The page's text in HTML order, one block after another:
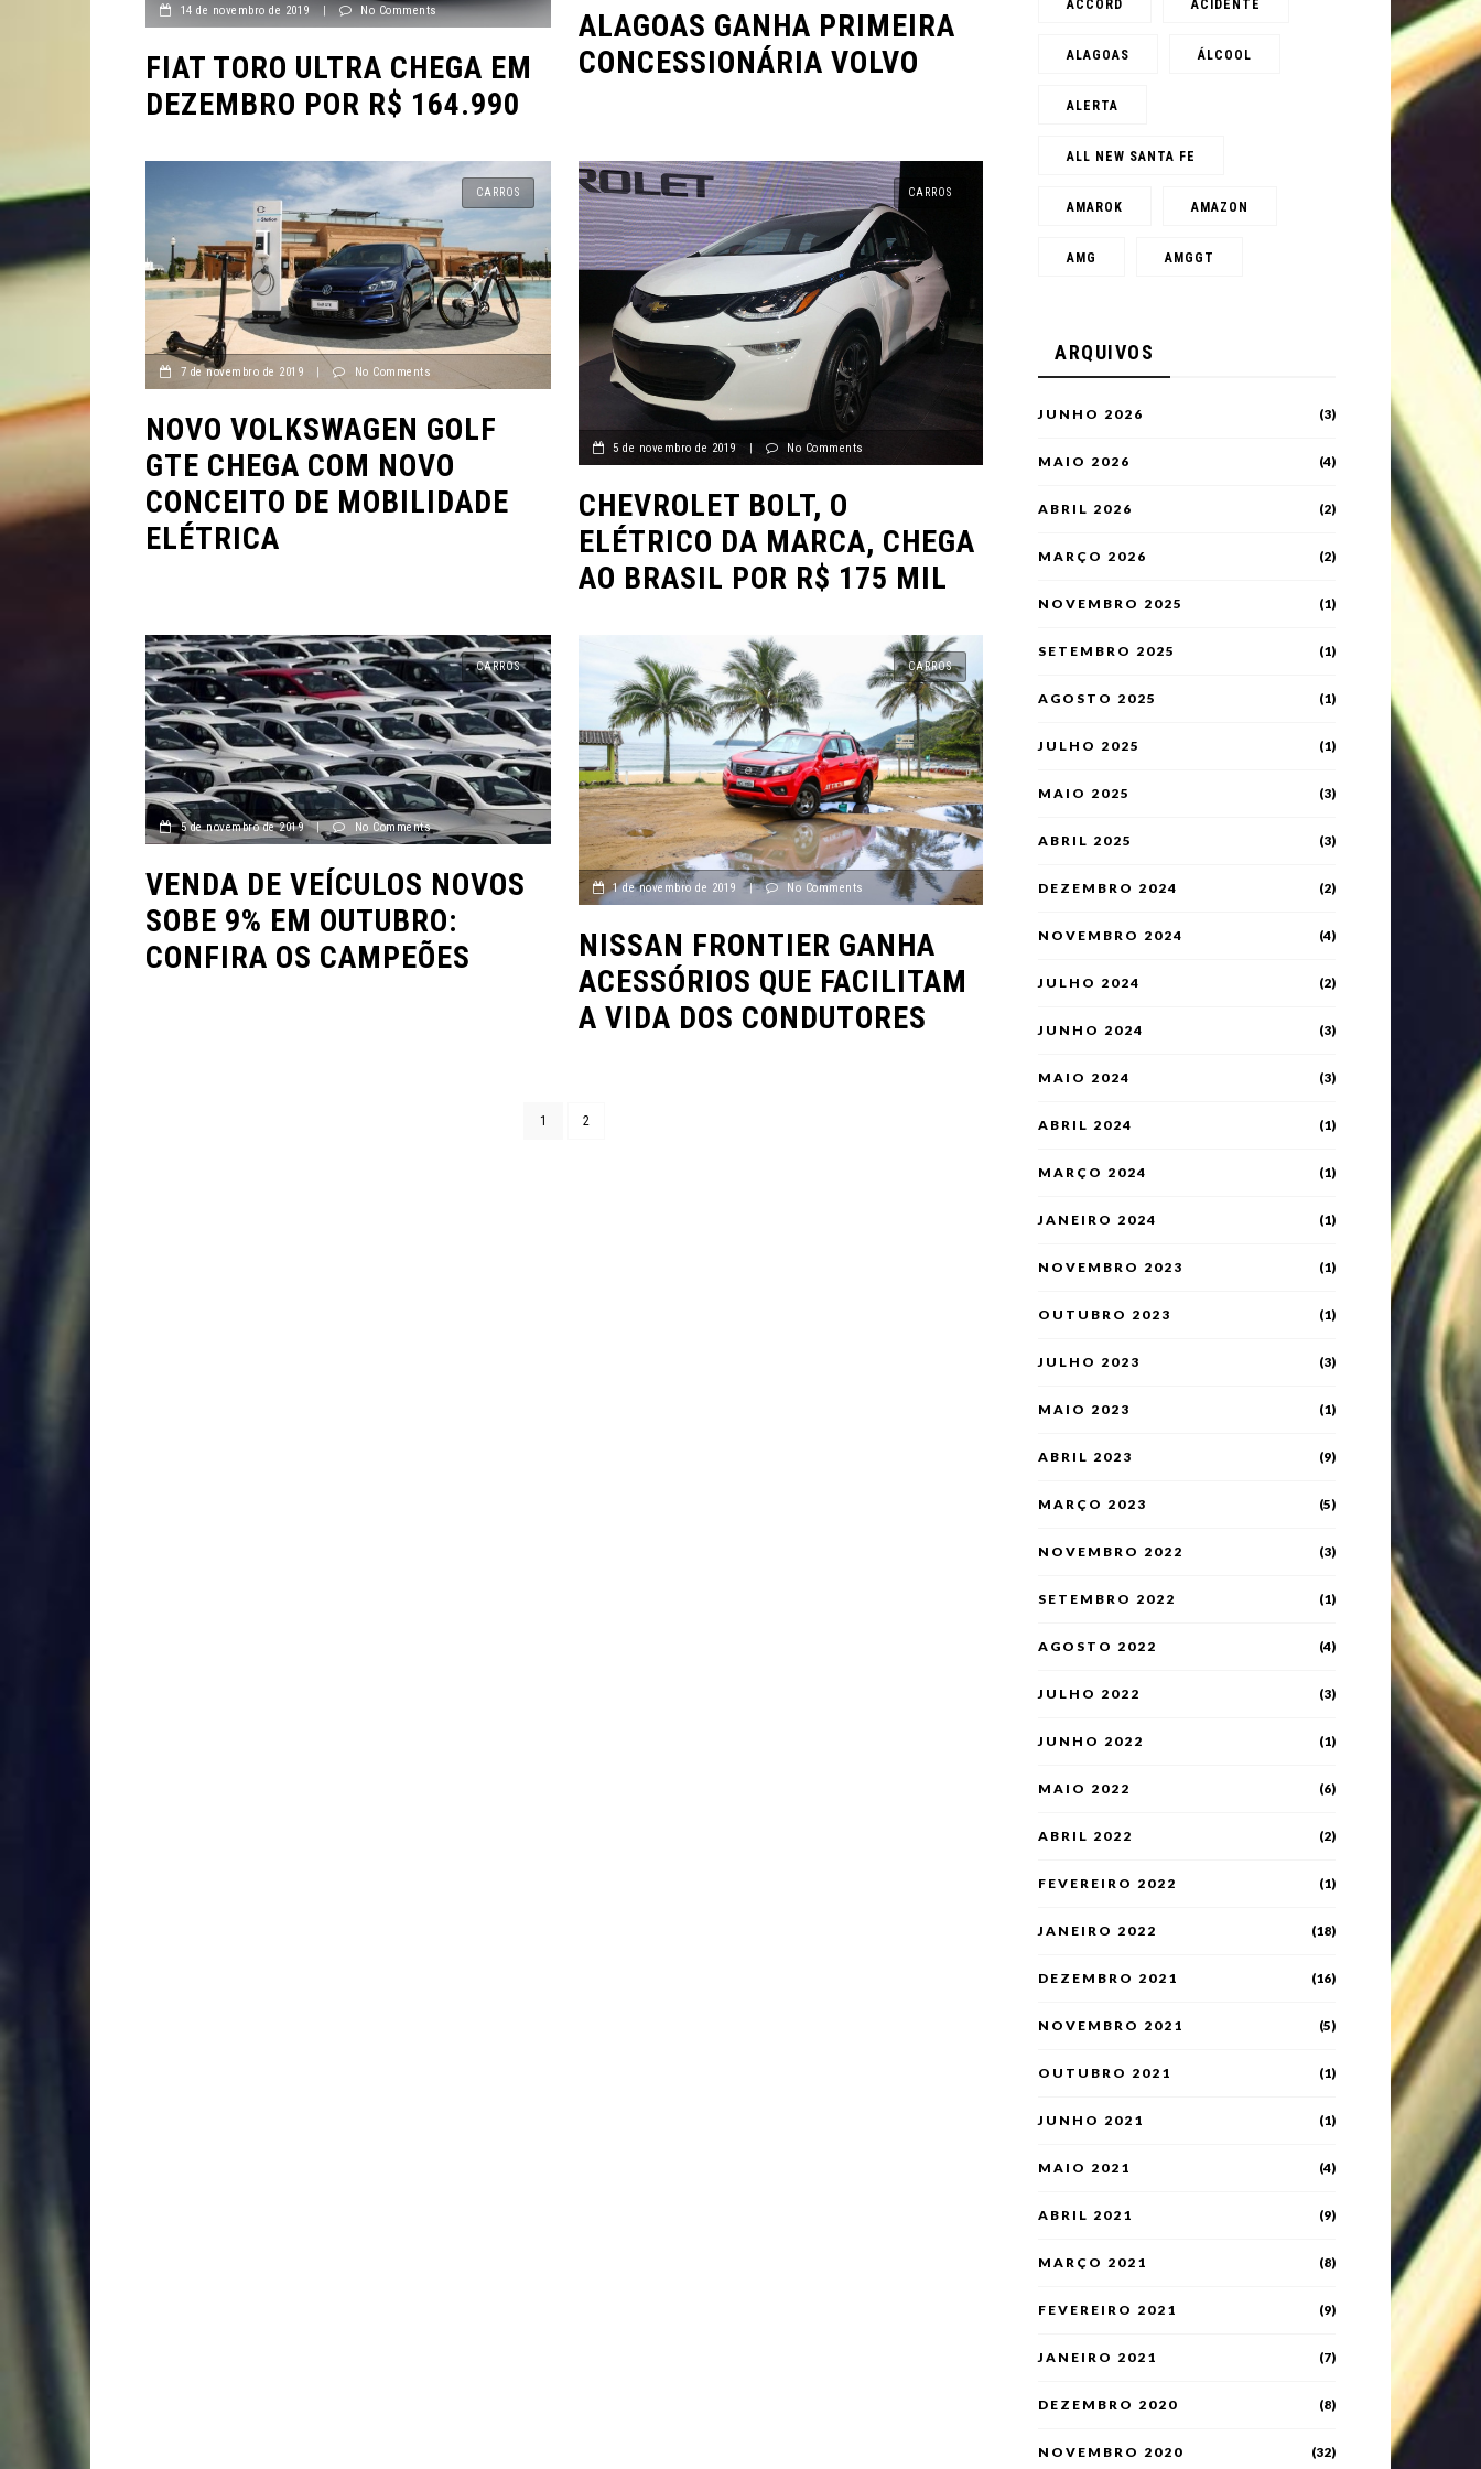
14 de novembro de 2019 No Comments
FIAT TORO ULTRA CHEGA EM
DEZEMBRO POR R$ 164.990
ALAGOAS GANHA PRIMEIRA
CONCESSIONÁRIA VOLVO
CARROS
7 de novembro de 2019 | No Comments
NOVO VOLKSWAGEN GOLF
GTE CHEGA COM NOVO
CONCEITO DE MOBILIDADE
ELÉTRICA
CARROS
5 de novembro de 2019 | No Comments
CHEVROLET BOLT, O
ELÉTRICO DA MARCA, CHEGA
AO BRASIL POR R$ 175 MIL
CARROS
5 de novembro de 2019 | No Comments
VENDA DE VEÍCULOS NOVOS
SOBE 9% EM OUTUBRO:
CONFIRA OS CAMPEÕES
CARROS
1 de novembro de 2019 | No Comments
NISSAN FRONTIER GANHA
ACESSÓRIOS QUE FACILITAM
A VIDA DOS CONDUTORES
1 2
ACCORD ACIDENTE
ALAGOAS ÁLCOOL
ALERTA
ALL NEW SANTA FE
AMAROK AMAZON
AMG AMGGT
ARQUIVOS
JUNHO 2026 (3)
MAIO 2026 (4)
ABRIL 2026 (2)
MARÇO 2026 (2)
NOVEMBRO 2025 (1)
SETEMBRO 2025 (1)
AGOSTO 2025 (1)
JULHO 2025 (1)
MAIO 2025 (3)
ABRIL 2025 (3)
DEZEMBRO 2024 (2)
NOVEMBRO 2024 (4)
JULHO 2024 (2)
JUNHO 2024 (3)
MAIO 2024 (3)
ABRIL 2024 (1)
MARÇO 2024 (1)
JANEIRO 2024 (1)
NOVEMBRO 2023 (1)
OUTUBRO 2023 (1)
JULHO 2023 (3)
MAIO 2023 (1)
ABRIL 2023 (9)
MARÇO 2023 (5)
NOVEMBRO 2022 (3)
SETEMBRO 2022 (1)
AGOSTO 2022 (4)
JULHO 2022 (3)
JUNHO 2022 (1)
MAIO 2022 (6)
ABRIL 2022 (2)
FEVEREIRO 2022 (1)
JANEIRO 2022 (18)
DEZEMBRO 2021 (16)
NOVEMBRO 2021 (5)
OUTUBRO 2021 (1)
JUNHO 2021 (1)
MAIO 2021 (4)
ABRIL 2021 (9)
MARÇO 2021 (8)
FEVEREIRO 2021 (9)
JANEIRO 2021 (7)
DEZEMBRO 2020 (8)
NOVEMBRO 2020 (32)